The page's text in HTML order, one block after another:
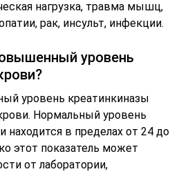
нагрузка, травма мышц,
рак, инсульт, инфекции.
уровень
уровень креатинкиназы
Нормальный уровень
находится в пределах от 24 до
этот показатель может
от лаборатории,